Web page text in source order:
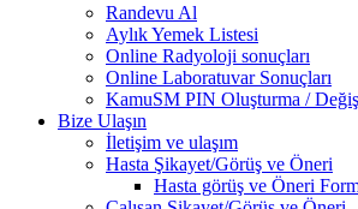
Randevu Al
Aylık Yemek Listesi
Online Radyoloji sonuçları
Online Laboratuvar Sonuçları
KamuSM PIN Oluşturma /
Bize Ulaşın
İletişim ve ulaşım
Hasta Şikayet/Görüş ve Öneri
Hasta görüş ve Öneri